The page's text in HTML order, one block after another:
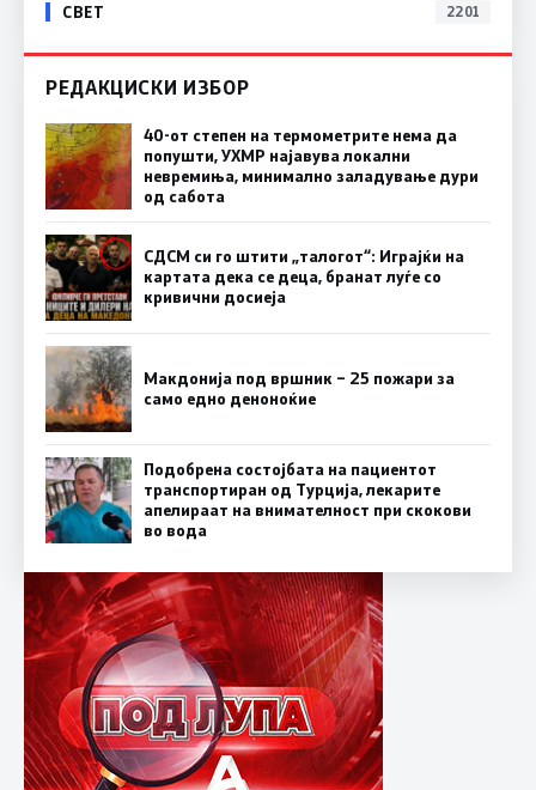
СВЕТ 2201
РЕДАКЦИСКИ ИЗБОР
40-от степен на термометрите нема да
попушти, УХМР најавува локални
невремиња, минимално заладување дури
од сабота
СДСМ си го штити „талогот“: Играјќи на
картата дека се деца, бранат луѓе со
кривични досиеја
Макдонија под вршник – 25 пожари за
само едно деноноќие
Подобрена состојбата на пациентот
транспортиран од Турција, лекарите
апелираат на внимателност при скокови
во вода